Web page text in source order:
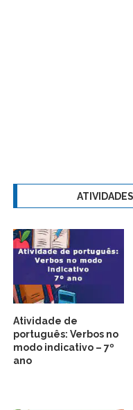
Atividade de
português: Verbos no
modo indicativo – 7º
ano